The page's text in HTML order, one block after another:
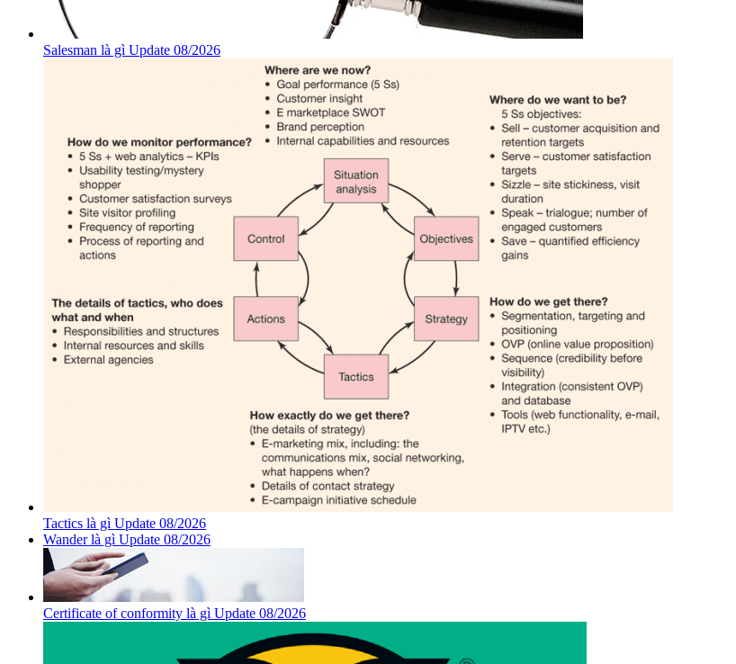
Salesman là gì Update 08/2026
Tactics là gì Update 08/2026
Wander là gì Update 08/2026
Certificate of conformity là gì Update 08/2026